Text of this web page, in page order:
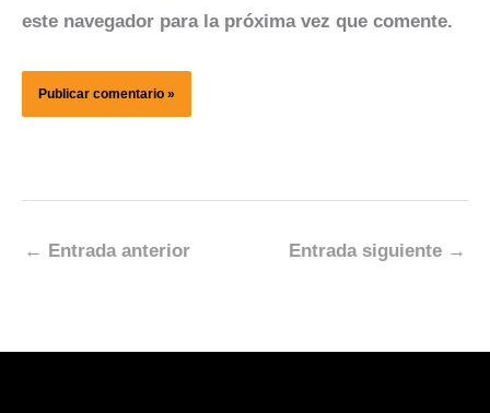
este navegador para la próxima vez que comente.
← Entrada anterior Entrada siguiente →